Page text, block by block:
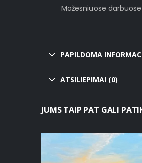
Mažesniuose
PAPILDOMA
ATSILIEPIMAI (0)
JUMS TAIP PAT GALI